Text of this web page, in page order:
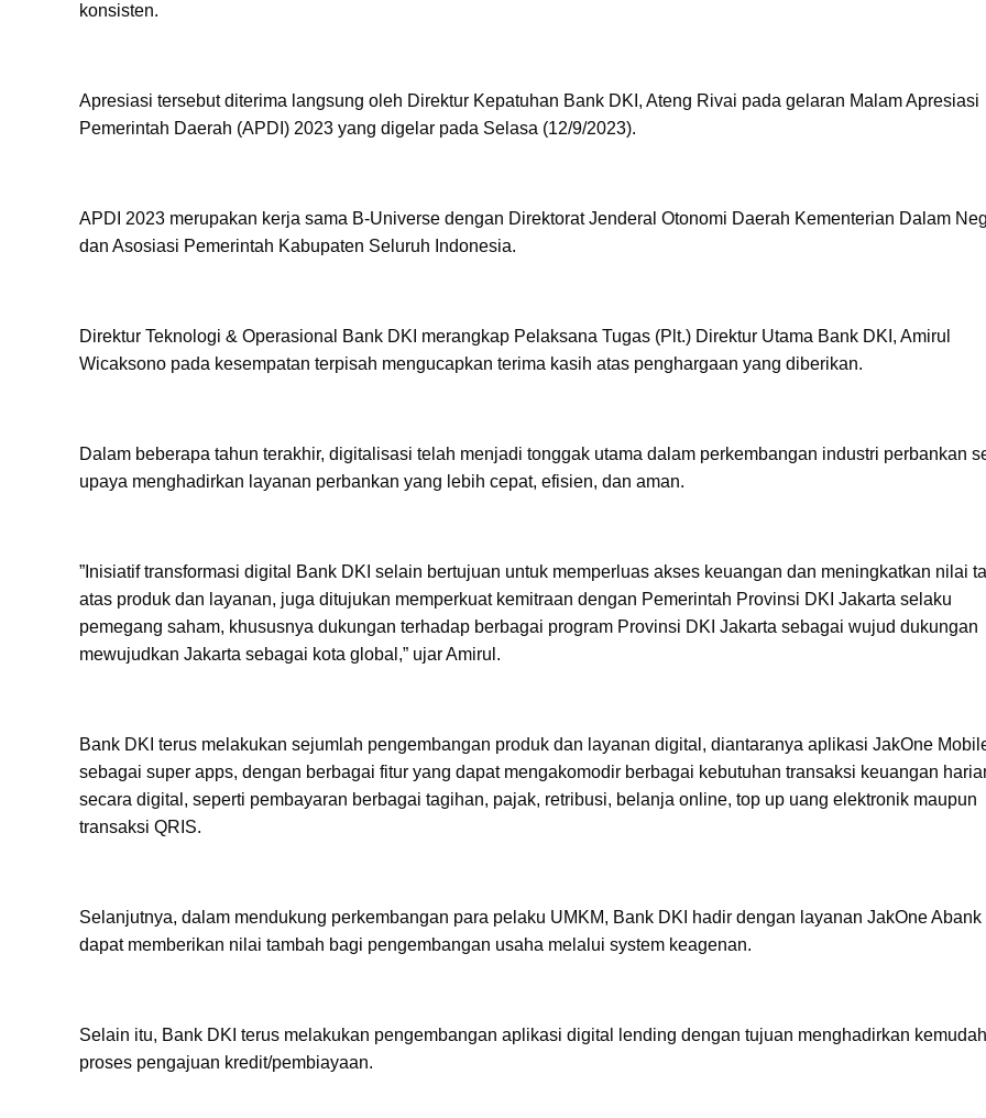
konsisten.
Apresiasi tersebut diterima langsung oleh Direktur Kepatuhan Bank DKI, Ateng Rivai pada gelaran Malam Apresiasi
Pemerintah Daerah (APDI) 2023 yang digelar pada Selasa (12/9/2023).
APDI 2023 merupakan kerja sama B-Universe dengan Direktorat Jenderal Otonomi Daerah Kementerian Dalam
dan Asosiasi Pemerintah Kabupaten Seluruh Indonesia.
Direktur Teknologi & Operasional Bank DKI merangkap Pelaksana Tugas (Plt.) Direktur Utama Bank DKI, Amirul
Wicaksono pada kesempatan terpisah mengucapkan terima kasih atas penghargaan yang diberikan.
Dalam beberapa tahun terakhir, digitalisasi telah menjadi tonggak utama dalam perkembangan industri perbankan
upaya menghadirkan layanan perbankan yang lebih cepat, efisien, dan aman.
”Inisiatif transformasi digital Bank DKI selain bertujuan untuk memperluas akses keuangan dan meningkatkan nilai
atas produk dan layanan, juga ditujukan memperkuat kemitraan dengan Pemerintah Provinsi DKI Jakarta selaku
pemegang saham, khususnya dukungan terhadap berbagai program Provinsi DKI Jakarta sebagai wujud dukungan
mewujudkan Jakarta sebagai kota global,” ujar Amirul.
Bank DKI terus melakukan sejumlah pengembangan produk dan layanan digital, diantaranya aplikasi JakOne
sebagai super apps, dengan berbagai fitur yang dapat mengakomodir berbagai kebutuhan transaksi keuangan
secara digital, seperti pembayaran berbagai tagihan, pajak, retribusi, belanja online, top up uang elektronik maupun
transaksi QRIS.
Selanjutnya, dalam mendukung perkembangan para pelaku UMKM, Bank DKI hadir dengan layanan JakOne Abank
dapat memberikan nilai tambah bagi pengembangan usaha melalui system keagenan.
Selain itu, Bank DKI terus melakukan pengembangan aplikasi digital lending dengan tujuan menghadirkan
proses pengajuan kredit/pembiayaan.